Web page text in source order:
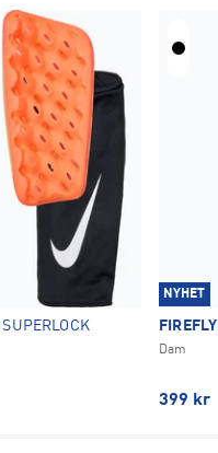
NYHET
FIREFLY
Dam
399 kr